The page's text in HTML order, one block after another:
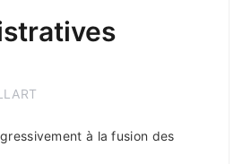
à la fusion des